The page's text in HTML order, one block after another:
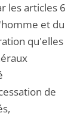
les articles 6
et du
qu'elles
de